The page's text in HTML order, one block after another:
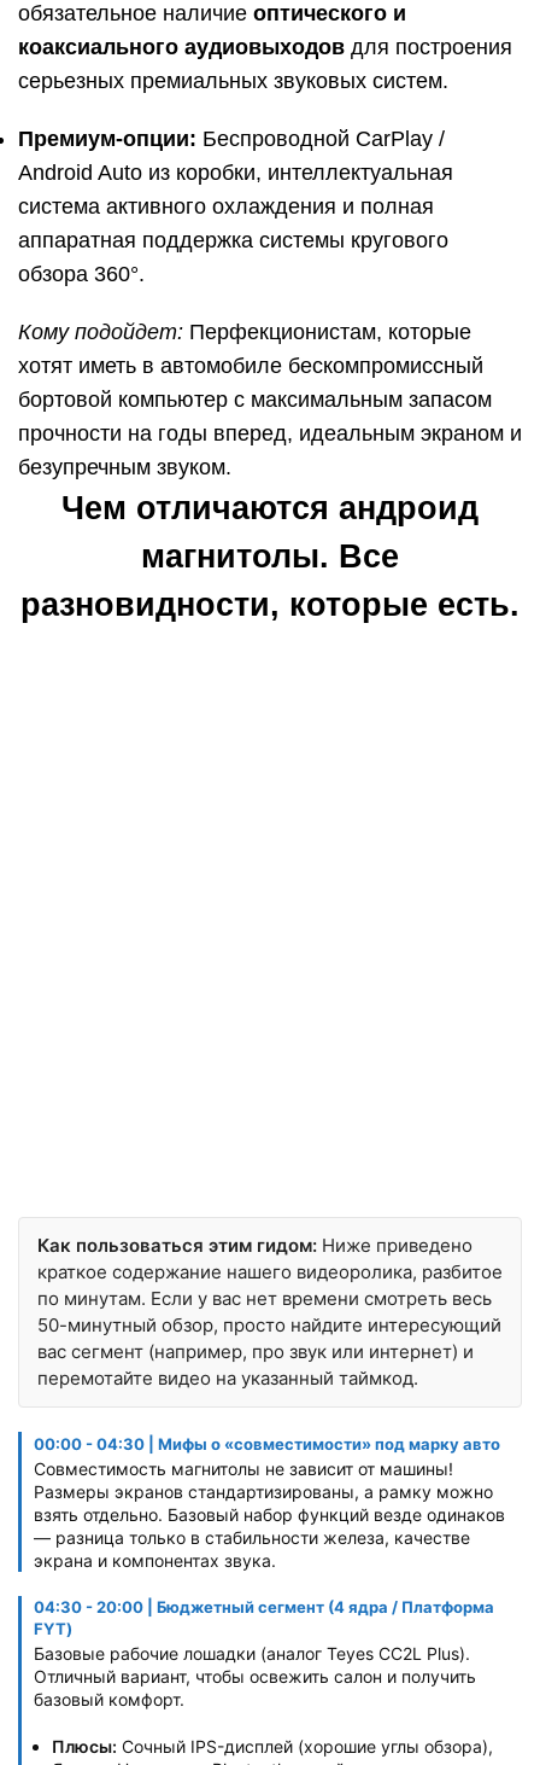
обязательное наличие оптического и
коаксиального аудиовыходов для построения
серьезных премиальных звуковых систем.
Премиум-опции: Беспроводной CarPlay /
Android Auto из коробки, интеллектуальная
система активного охлаждения и полная
аппаратная поддержка системы кругового
обзора 360°.
Кому подойдет: Перфекционистам, которые
хотят иметь в автомобиле бескомпромиссный
бортовой компьютер с максимальным запасом
прочности на годы вперед, идеальным экраном и
безупречным звуком.
Чем отличаются андроид
магнитолы. Все
разновидности, которые есть.
Как пользоваться этим гидом: Ниже приведено
краткое содержание нашего видеоролика, разбитое
по минутам. Если у вас нет времени смотреть весь
50-минутный обзор, просто найдите интересующий
вас сегмент (например, про звук или интернет) и
перемотайте видео на указанный таймкод.
00:00 - 04:30 | Мифы о «совместимости» под марку авто
Совместимость магнитолы не зависит от машины!
Размеры экранов стандартизированы, а рамку можно
взять отдельно. Базовый набор функций везде одинаков
— разница только в стабильности железа, качестве
экрана и компонентах звука.
04:30 - 20:00 | Бюджетный сегмент (4 ядра / Платформа
FYT)
Базовые рабочие лошадки (аналог Teyes CC2L Plus).
Отличный вариант, чтобы освежить салон и получить
базовый комфорт.
Плюсы: Сочный IPS-дисплей (хорошие углы обзора),